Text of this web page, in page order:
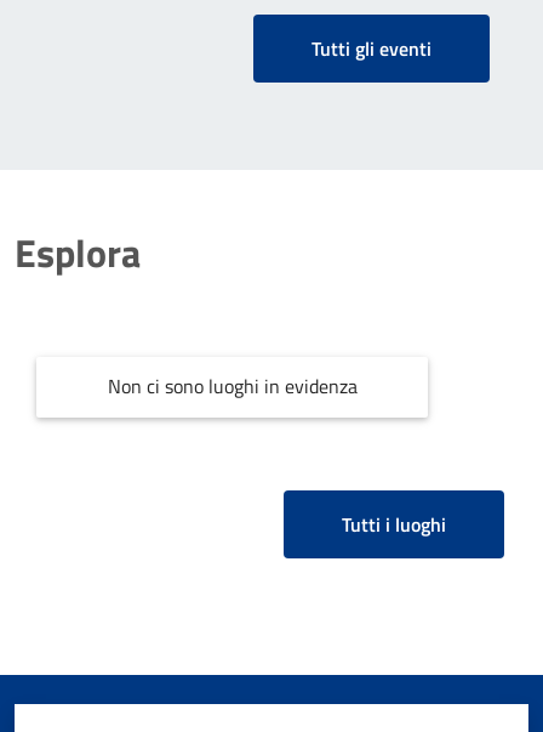
Tutti gli eventi
Esplora
Non ci sono luoghi in evidenza
Tutti i luoghi